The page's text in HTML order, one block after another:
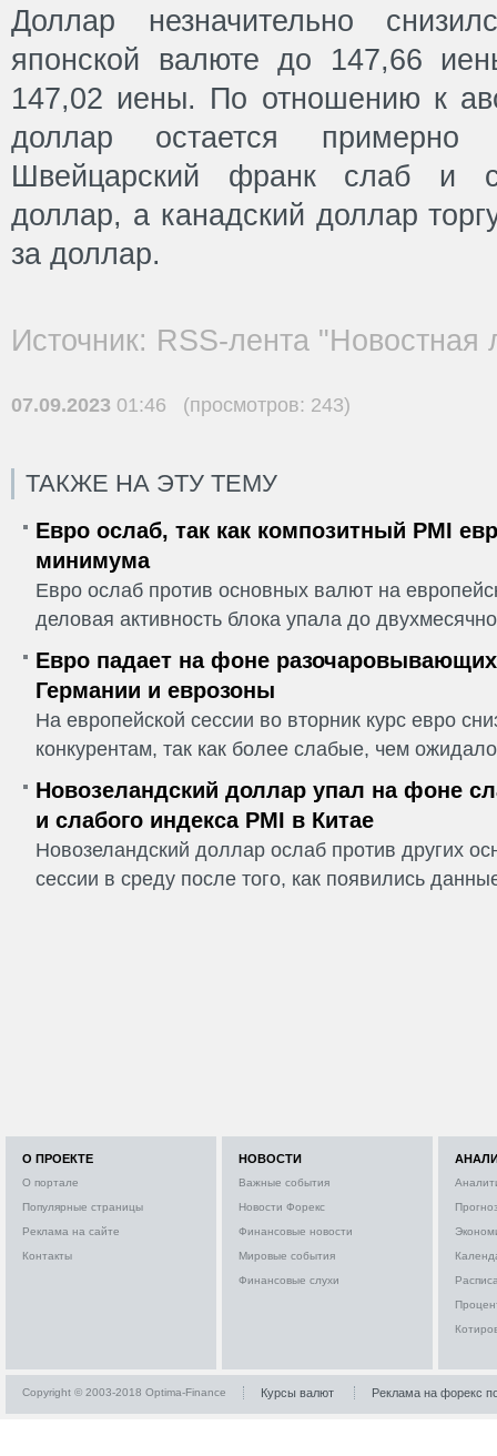
Доллар незначительно
японской валюте до 147,66
147,02 иены. По отношению к
доллар остается
Швейцарский франк слаб и
доллар, а канадский доллар
за доллар.
Источник: RSS-лента "Новостная
07.09.2023 01:46 (просмотров: 243)
ТАКЖЕ НА ЭТУ ТЕМУ
Евро ослаб, так как композитный PMI
минимума
Евро ослаб против основных валют на
деловая активность блока упала до
Евро падает на фоне
Германии и еврозоны
На европейской сессии во вторник курс евро
конкурентам, так как более слабые, чем
Новозеландский доллар упал на фоне
и слабого индекса PMI в Китае
Новозеландский доллар ослаб против других
сессии в среду после того, как появились
О ПРОЕКТЕ
О портале
Популярные страницы
Реклама на сайте
Контакты
НОВОСТИ
Важные события
Новости Форекс
Финансовые новости
Мировые события
Финансовые слухи
Copyright © 2003-2018 Optima-Finance Курсы валют Реклама на форекс